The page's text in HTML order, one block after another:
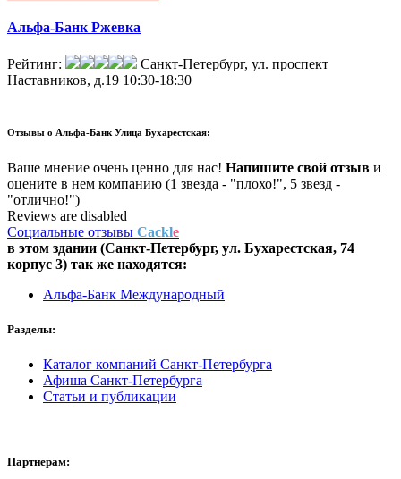
Альфа-Банк Ржевка
Рейтинг:
Санкт-Петербург, ул. проспект
Наставников, д.19 10:30-18:30
Отзывы о Альфа-Банк Улица Бухарестская:
Ваше мнение очень ценно для нас! Напишите свой отзыв и
оцените в нем компанию (1 звезда - "плохо!", 5 звезд -
"отлично!")
Reviews are disabled
Социальные отзывы Cackle
в этом здании (Санкт-Петербург, ул. Бухарестская, 74
корпус 3) так же находятся:
Альфа-Банк Международный
Разделы:
Каталог компаний Санкт-Петербурга
Афиша Санкт-Петербурга
Статьи и публикации
Партнерам: